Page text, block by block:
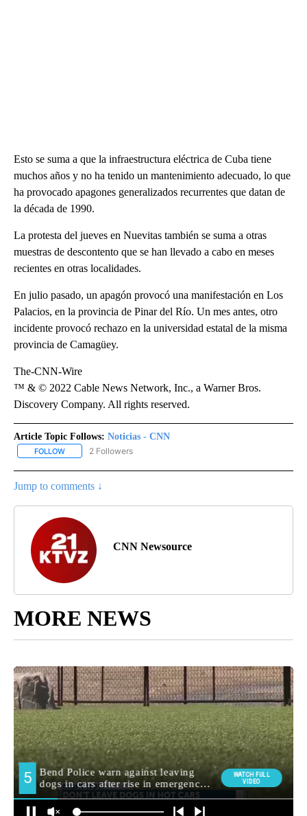
Esto se suma a que la infraestructura eléctrica de Cuba tiene
muchos años y no ha tenido un mantenimiento adecuado, lo que
ha provocado apagones generalizados recurrentes que datan de
la década de 1990.
La protesta del jueves en Nuevitas también se suma a otras
muestras de descontento que se han llevado a cabo en meses
recientes en otras localidades.
En julio pasado, un apagón provocó una manifestación en Los
Palacios, en la provincia de Pinar del Río. Un mes antes, otro
incidente provocó rechazo en la universidad estatal de la misma
provincia de Camagüey.
The-CNN-Wire
™ & © 2022 Cable News Network, Inc., a Warner Bros.
Discovery Company. All rights reserved.
Article Topic Follows: Noticias - CNN
FOLLOW FOLLOW "NOTICIAS - CNN" TO RECEIVE NOTIFICATIONS ABOUT
2 Followers
Jump to comments ↓
CNN Newsource
MORE NEWS